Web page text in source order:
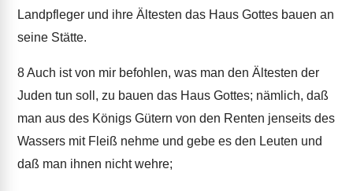
Landpfleger und ihre Ältesten das Haus Gottes bauen an
seine Stätte.
8Auch ist von mir befohlen, was man den Ältesten der
Juden tun soll, zu bauen das Haus Gottes; nämlich, daß
man aus des Königs Gütern von den Renten jenseits des
Wassers mit Fleiß nehme und gebe es den Leuten und
daß man ihnen nicht wehre;